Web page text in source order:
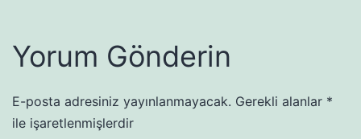
Yorum Gönderin
E-posta adresiniz yayınlanmayacak. Gerekli alanlar *
ile işaretlenmişlerdir